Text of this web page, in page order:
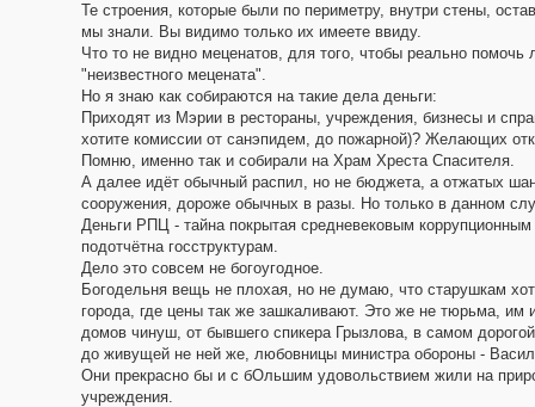
Те строения, которые были по периметру, внутри стены,
мы знали. Вы видимо только их имеете ввиду.
Что то не видно меценатов, для того, чтобы реально
"неизвестного мецената".
Но я знаю как собираются на такие дела деньги:
Приходят из Мэрии в рестораны, учреждения, бизнесы и
хотите комиссии от санэпидем, до пожарной)? Желающих
Помню, именно так и собирали на Храм Хреста Спасителя.
А далее идёт обычный распил, но не бюджета, а отжатых
сооружения, дороже обычных в разы. Но только в данном
Деньги РПЦ - тайна покрытая средневековым
подотчётна госструктурам.
Дело это совсем не богоугодное.
Богодельня вещь не плохая, но не думаю, что старушкам
города, где цены так же зашкаливают. Это же не тюрьма, им
домов чинуш, от бывшего спикера Грызлова, в самом
до живущей не ней же, любовницы министра обороны -
Они прекрасно бы и с бОльшим удовольствием жили на
учреждения.